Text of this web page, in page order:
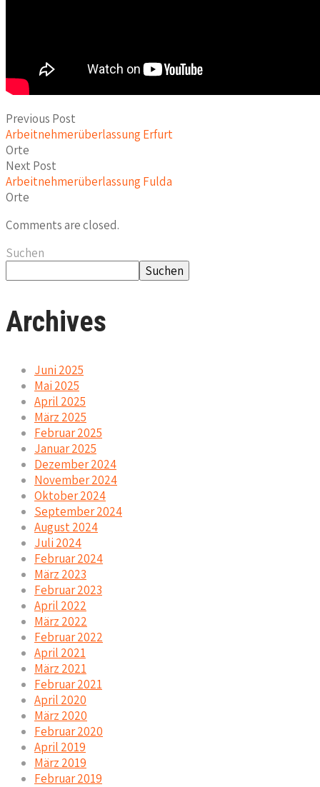
Previous Post
Arbeitnehmerüberlassung Erfurt
Orte
Next Post
Arbeitnehmerüberlassung Fulda
Orte
Comments are closed.
Suchen
Suchen
Archives
Juni 2025
Mai 2025
April 2025
März 2025
Februar 2025
Januar 2025
Dezember 2024
November 2024
Oktober 2024
September 2024
August 2024
Juli 2024
Februar 2024
März 2023
Februar 2023
April 2022
März 2022
Februar 2022
April 2021
März 2021
Februar 2021
April 2020
März 2020
Februar 2020
April 2019
März 2019
Februar 2019